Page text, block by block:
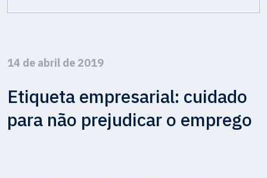
14 de abril de 2019
Etiqueta empresarial: cuidado
para não prejudicar o emprego